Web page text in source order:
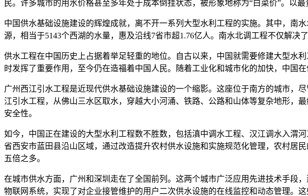
民。许多城市的用水价格甚至多年处于成本倒挂状态，被形象地称为“白菜价”。以
中国供水基础设施建设的辉煌成就，离不开一系列大型水利工程的实施。其中，南
源，相当于5143个西湖的水量，惠及沿线7省市超1.76亿人。南水北调工程不仅解决
供水工程在中国历史上占据着举足轻重的地位。自古以来，中国就需要修建大型水
时发挥了重要作用，至今仍在造福着中国人民。随着工业化和城市化的加快，中国
广州西江引水工程是近现代供水基础设施建设的一个缩影。这座位于南方的城市，
江引水工程，从佛山三水区取水，穿越大小河涌、铁路、公路和山体等复杂地形，
安全性。
如今，中国正在建设的大型水利工程数不胜数，包括滇中调水工程、汉江调水入渭
省西安市蓝田县沿山区域，通过改造提升农村供水设施和实施规范化管理，农村居
五倍之多。
在城市供水方面，广州和深圳走在了全国前列。这两个城市广泛应用先进技术手段
物联网系统，实现了对企业接管维护的用户二次供水设施的在线监控和动态管理。